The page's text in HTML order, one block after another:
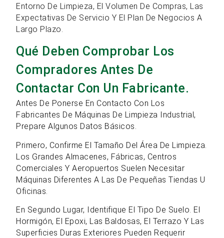
Entorno De Limpieza, El Volumen De Compras, Las
Expectativas De Servicio Y El Plan De Negocios A
Largo Plazo.
Qué Deben Comprobar Los
Compradores Antes De
Contactar Con Un Fabricante.
Antes De Ponerse En Contacto Con Los
Fabricantes De Máquinas De Limpieza Industrial,
Prepare Algunos Datos Básicos.
Primero, Confirme El Tamaño Del Área De Limpieza.
Los Grandes Almacenes, Fábricas, Centros
Comerciales Y Aeropuertos Suelen Necesitar
Máquinas Diferentes A Las De Pequeñas Tiendas U
Oficinas.
En Segundo Lugar, Identifique El Tipo De Suelo. El
Hormigón, El Epoxi, Las Baldosas, El Terrazo Y Las
Superficies Duras Exteriores Pueden Requerir